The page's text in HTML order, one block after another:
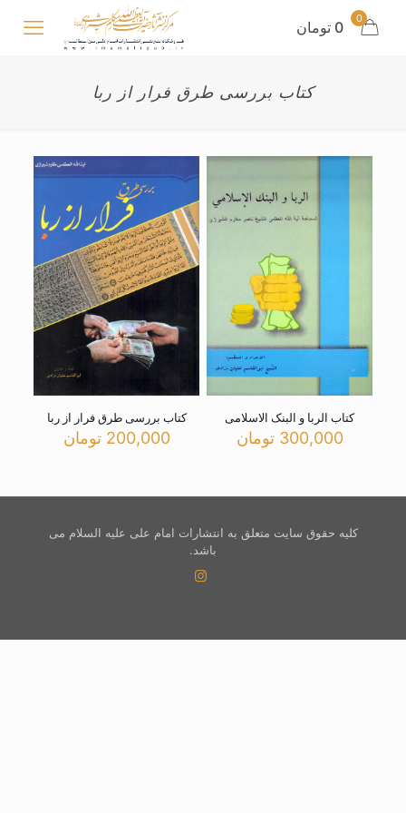
0 0 تومان
کتاب بررسی طرق فرار از ربا
کتاب الربا و البنک الاسلامی
300,000 تومان
کتاب بررسی طرق فرار از ربا
200,000 تومان
کلیه حقوق سایت متعلق به انتشارات امام علی علیه السلام می
باشد.